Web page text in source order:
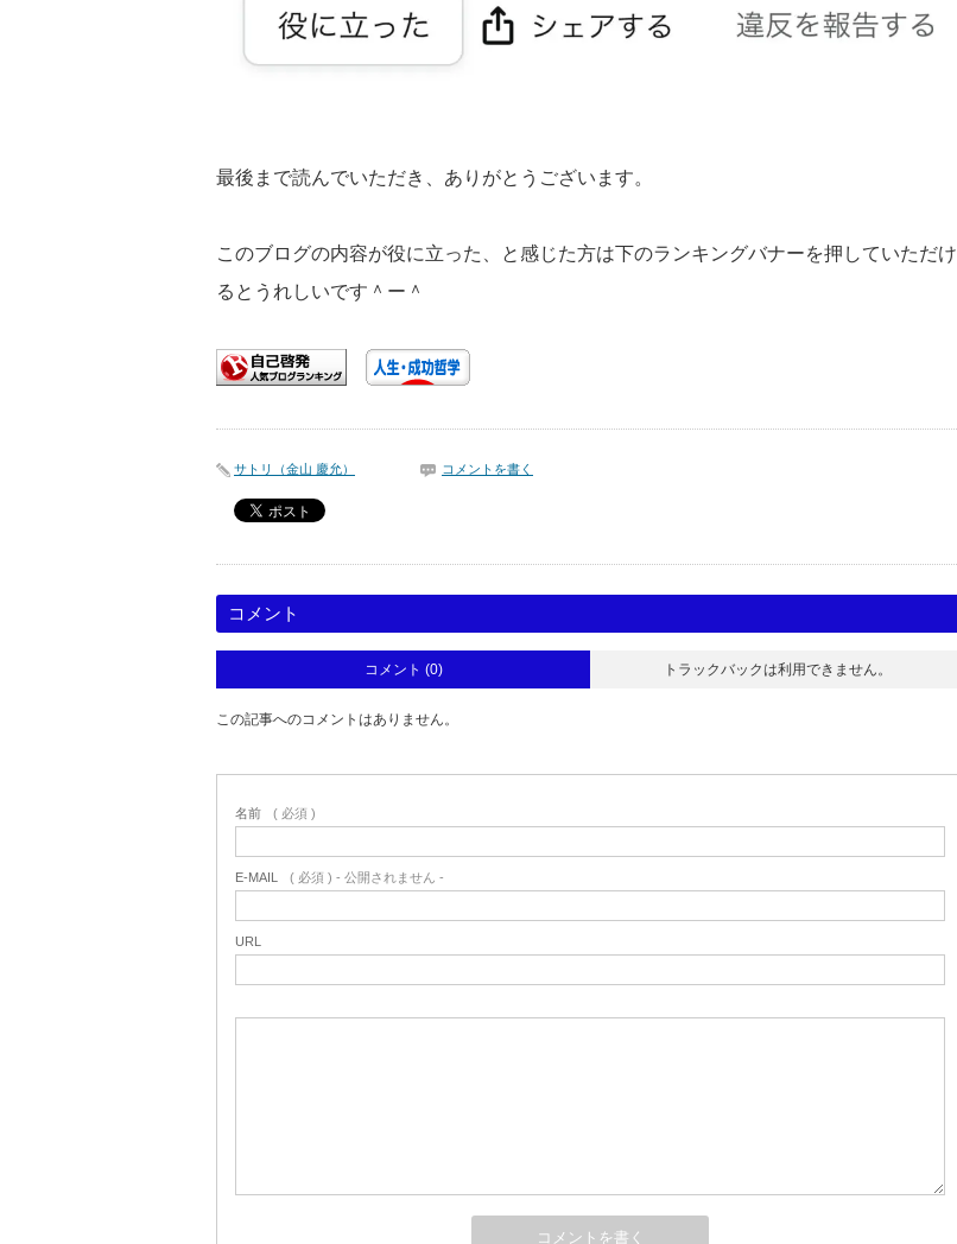
最後まで読んでいただき、ありがとうございます。
このブログの内容が役に立った、と感じた方は下のランキングバナーを押していただけ
るとうれしいです＾ー＾
サトリ（金山 慶允） コメントを書く
コメント
コメント (0) トラックバックは利用できません。
この記事へのコメントはありません。
名前 ( 必須 )
E-MAIL ( 必須 ) - 公開されません -
URL